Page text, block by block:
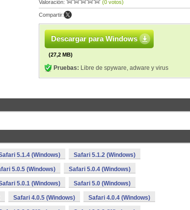
Valoración: (0 votos)
Compartir:
Descargar para Windows
(27,2 MB)
Pruebas: Libre de spyware, adware y virus
5.1.4 (Windows) Safari 5.1.2 (Windows)
5.0.5 (Windows) Safari 5.0.4 (Windows)
5.0.1 (Windows) Safari 5.0 (Windows)
Safari 4.0.5 (Windows) Safari 4.0.4 (Windows)